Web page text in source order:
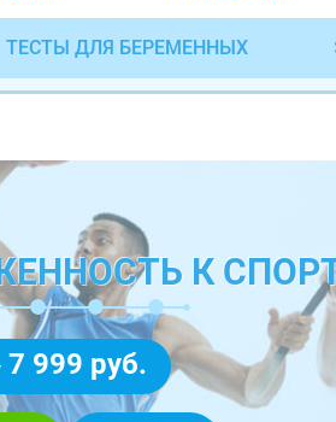
ТЕСТЫ ДЛЯ БЕРЕМЕННЫХ
К
7 999 руб.